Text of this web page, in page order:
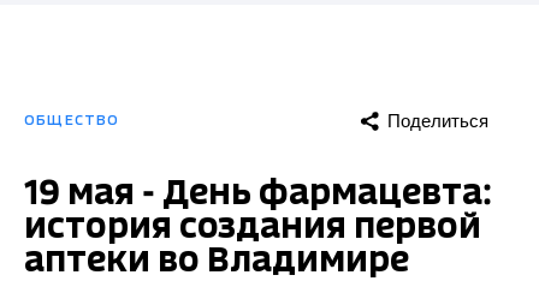
ОБЩЕСТВО Поделиться
19 мая - День фармацевта:
история создания первой
аптеки во Владимире